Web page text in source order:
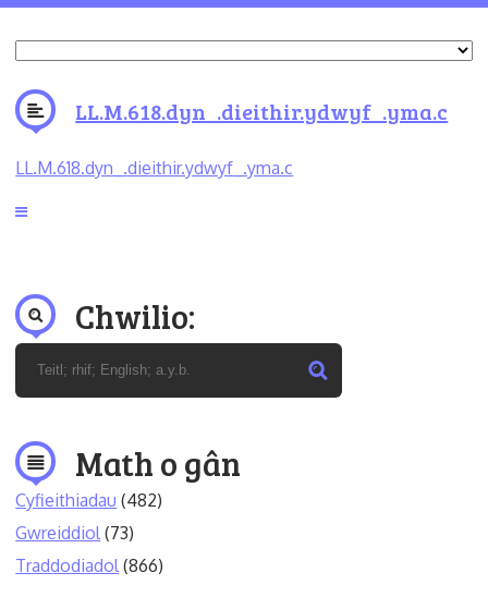
LL.M.618.dyn_.dieithir.ydwyf_.yma.c
LL.M.618.dyn_.dieithir.ydwyf_.yma.c
Chwilio:
Math o gân
Cyfieithiadau (482)
Gwreiddiol (73)
Traddodiadol (866)